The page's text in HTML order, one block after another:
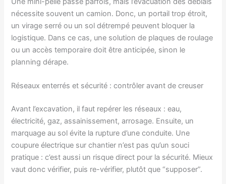
nécessite souvent un camion. Donc, un portail trop étroit,
un virage serré ou un sol détrempé peuvent bloquer la
logistique. Dans ce cas, une solution de plaques de roulage
ou un accès temporaire doit être anticipée, sinon le
planning dérape.
Réseaux enterrés et sécurité : contrôler avant de creuser
Avant l’excavation, il faut repérer les réseaux : eau,
électricité, gaz, assainissement, arrosage. Ensuite, un
marquage au sol évite la rupture d’une conduite. Une
coupure électrique sur chantier n’est pas qu’un souci
pratique : c’est aussi un risque direct pour la sécurité. Mieux
vaut donc vérifier, puis re-vérifier, plutôt que “supposer”.